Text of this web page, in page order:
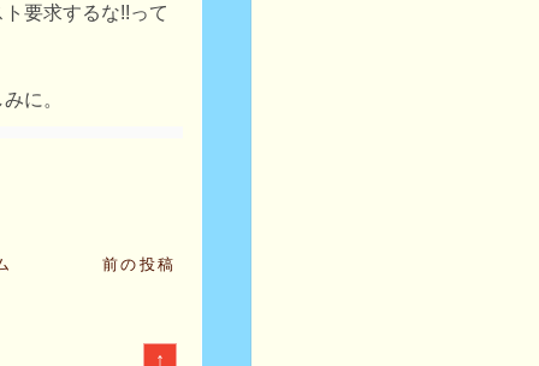
要求するな!!って
に。
前の投稿
↑